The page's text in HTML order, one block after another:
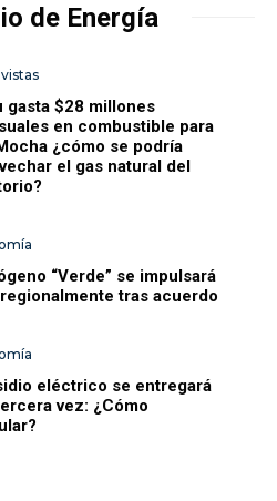
de Energía
gasta $28 millones
en combustible para
¿cómo se podría
el gas natural del
“Verde” se impulsará
tras acuerdo
eléctrico se entregará
vez: ¿Cómo